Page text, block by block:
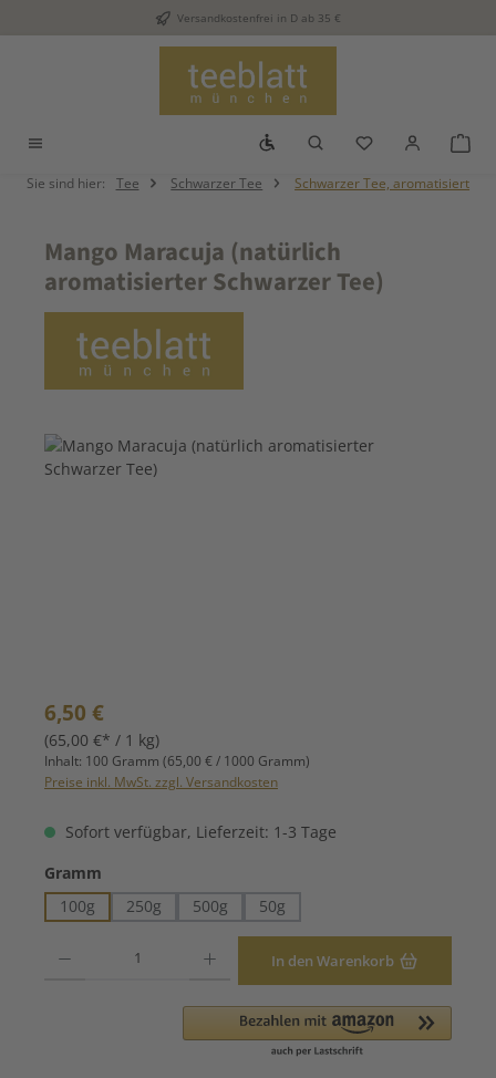
Zum Hauptinhalt springenVersandkostenfrei in D ab 35 €
Werkzeugleiste anzeigen
Du hast 0
Sie sind hier: Tee Schwarzer Tee Schwarzer Tee, aromatisiert
Mango Maracuja (natürlich
aromatisierter Schwarzer Tee)
Bildergalerie überspringen
Regulärer Preis:
6,50 €
(65,00 €* / 1 kg)
Inhalt: 100 Gramm (65,00 € / 1000 Gramm)
Preise inkl. MwSt. zzgl. Versandkosten
Sofort verfügbar, Lieferzeit: 1-3 Tage
Gramm
100g
250g 500g 50g
In den Warenkorb